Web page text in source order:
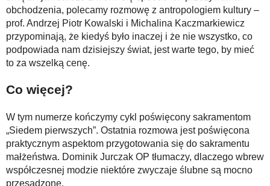
obchodzenia, polecamy rozmowę z antropologiem kultury –
prof. Andrzej Piotr Kowalski i Michalina Kaczmarkiewicz
przypominają, że kiedyś było inaczej i że nie wszystko, co
podpowiada nam dzisiejszy świat, jest warte tego, by mieć
to za wszelką cenę.
Co więcej?
W tym numerze kończymy cykl poświęcony sakramentom
„Siedem pierwszych”. Ostatnia rozmowa jest poświęcona
praktycznym aspektom przygotowania się do sakramentu
małżeństwa. Dominik Jurczak OP tłumaczy, dlaczego wbrew
współczesnej modzie niektóre zwyczaje ślubne są mocno
przesadzone.